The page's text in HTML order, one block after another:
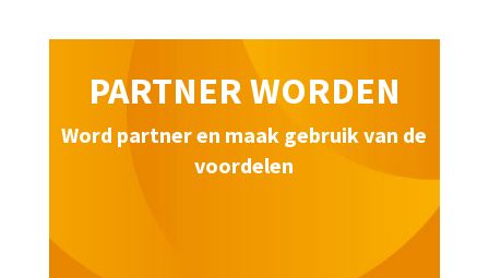
PARTNER WORDEN
Word partner en maak gebruik van de
voordelen